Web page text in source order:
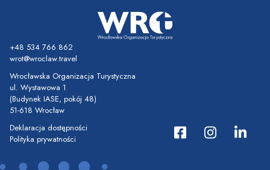
+48 534 766 862
wrot@wroclaw.travel
Wrocławska Organizacja Turystyczna
ul. Wystawowa 1
(Budynek IASE, pokój 48)
51-618 Wrocław
Deklaracja dostępności
Polityka prywatności